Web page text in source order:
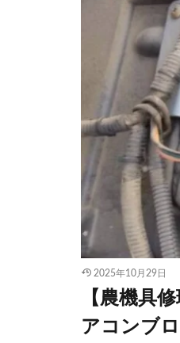
2025年10月29日
【農機具
アコンブ